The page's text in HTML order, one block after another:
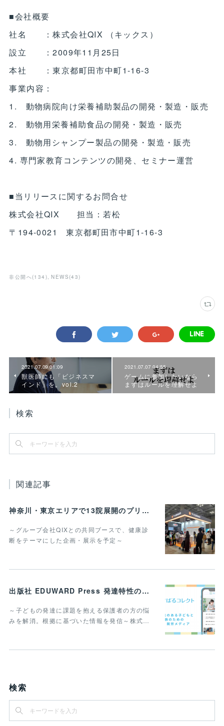
■会社概要
社名 ：株式会社QIX （キックス）
設立 ：2009年11月25日
本社 ：東京都町田市中町1-16-3
事業内容：
1. 動物病院向け栄養補助製品の開発・製造・販売
2. 動物用栄養補助食品の開発・製造・販売
3. 動物用シャンプー製品の開発・製造・販売
4. 専門家教育コンテンツの開発、セミナー運営
■当リリースに関するお問合せ
株式会社QIX 担当：若松
〒194-0021 東京都町田市中町1-16-3
非公開へ(134 ) NEWS (43)
2021.07.09 01:09
獣医師にも「ビジネスマ
インド」を。vol.2
2021.07.07 04:55
ゲームに参加したいなら
まずはルールを理解せよ
検索
関連記事
神奈川・東京エリアで13院展開のプリモ動物病院グループ 「第14回インターペット」 に6回目の出展決定
～グループ会社QIXとの共同ブースで、健康診
断をテーマにした企画・展示を予定～
出版社 EDUWARD Press 発達特性のある子どもと家族のための進学・就労メディア 「すばるコレクト」を開設
～子どもの発達に課題を抱える保護者の方の悩
みを解消。根拠に基づいた情報を発信～株式…
検索